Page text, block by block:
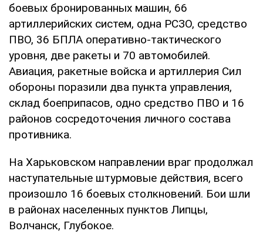
боевых бронированных машин, 66
артиллерийских систем, одна РСЗО, средство
ПВО, 36 БПЛА оперативно-тактического
уровня, две ракеты и 70 автомобилей.
Авиация, ракетные войска и артиллерия Сил
обороны поразили два пункта управления,
склад боеприпасов, одно средство ПВО и 16
районов сосредоточения личного состава
противника.
На Харьковском направлении враг продолжал
наступательные штурмовые действия, всего
произошло 16 боевых столкновений. Бои шли
в районах населенных пунктов Липцы,
Волчанск, Глубокое.